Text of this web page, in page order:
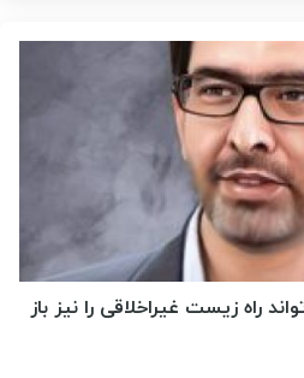
راه زیست غیراخلاقی را نیز باز